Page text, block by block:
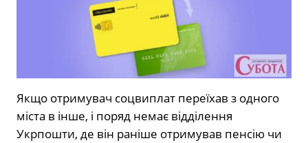
Якщо отримувач соцвиплат переїхав з одного
міста в інше, і поряд немає відділення
Укрпошти, де він раніше отримував пенсію чи